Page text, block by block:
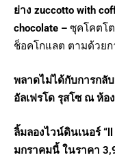
ย่าง zuccotto with
chocolate – ซุคโคตโ
ช็อคโกแลต ตามด้วย
พลาดไม่ได้กับการกลั
อัลเฟรโด รุสโซ ณ ห้อ
ลิ้มลองไวน์ดินเนอร์“
มกราคมนี้ ในราคา 3